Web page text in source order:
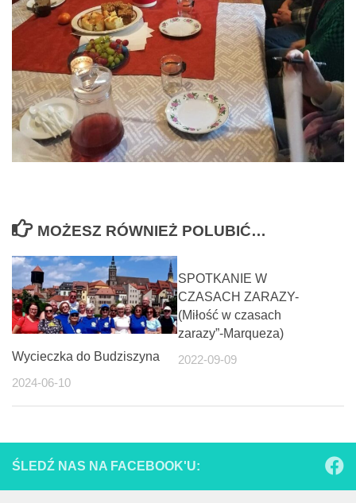
MOŻESZ RÓWNIEŻ POLUBIĆ…
Wycieczka do Budziszyna
2024-06-10
SPOTKANIE W
CZASACH ZARAZY-
(Miłość w czasach
zarazy”-Marqueza)
2022-09-09
ŚLEDŹ NAS NA FACEBOOK'U: